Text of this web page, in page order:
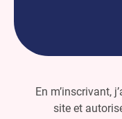
En m’inscrivant,
site et